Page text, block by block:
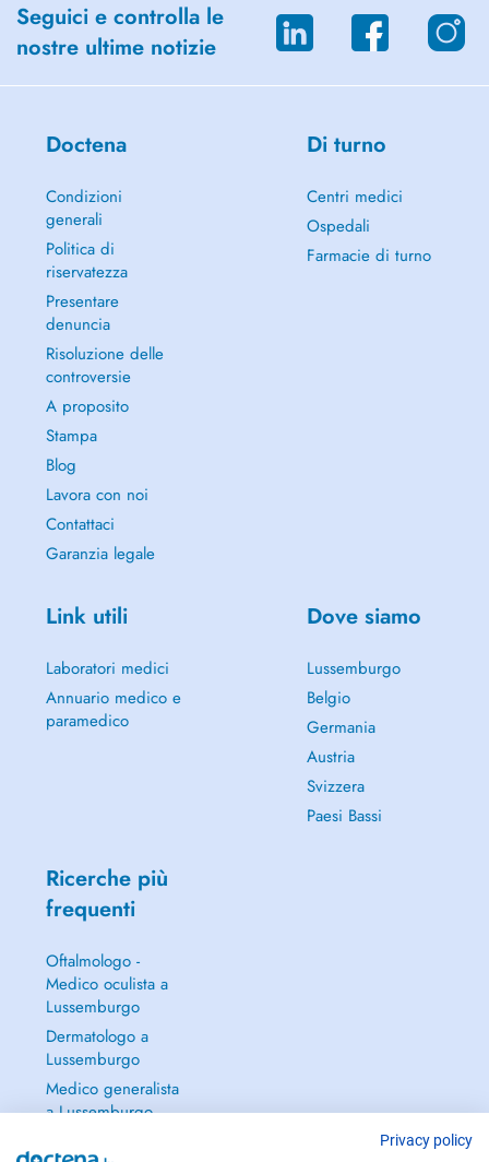
Seguici e controlla le
nostre ultime notizie
Doctena
Condizioni
generali
Politica di
riservatezza
Presentare
denuncia
Risoluzione delle
controversie
A proposito
Stampa
Blog
Lavora con noi
Contattaci
Garanzia legale
Di turno
Centri medici
Ospedali
Farmacie di turno
Link utili
Laboratori medici
Annuario medico e
paramedico
Dove siamo
Lussemburgo
Belgio
Germania
Austria
Svizzera
Paesi Bassi
Ricerche più
frequenti
Oftalmologo -
Medico oculista a
Lussemburgo
Dermatologo a
Lussemburgo
Medico generalista
a Lussemburgo
Privacy policy